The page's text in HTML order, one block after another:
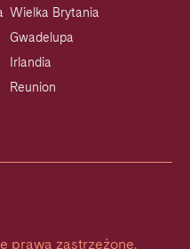
Wielka Brytania
Gwadelupa
Irlandia
Reunion
prawa zastrzeżone.